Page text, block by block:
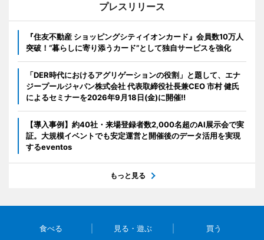
プレスリリース
『住友不動産 ショッピングシティイオンカード』会員数10万人
突破！“暮らしに寄り添うカード”として独自サービスを強化
「DER時代におけるアグリゲーションの役割」と題して、エナ
ジープールジャパン株式会社 代表取締役社長兼CEO 市村 健氏
によるセミナーを2026年9月18日(金)に開催!!
【導入事例】約40社・来場登録者数2,000名超のAI展示会で実
証。大規模イベントでも安定運営と開催後のデータ活用を実現
するeventos
もっと見る
食べる 見る・遊ぶ 買う